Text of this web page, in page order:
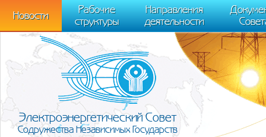
m[i].l=1*new Date(); for (var j = 0; j < document.scripts.length; j++) {if
[0],k.async=1,k.src=r,a.parentNode.insertBefore(k,a)}) (window,
trackLinks:true, accurateTrackBounce:true });
Новости
Рабочие
структуры
Направления
деятельности
Электроэнергетический Совет
Содружества Независимых Государств